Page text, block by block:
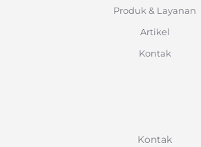
Produk & Layanan
Artikel
Kontak
Kontak